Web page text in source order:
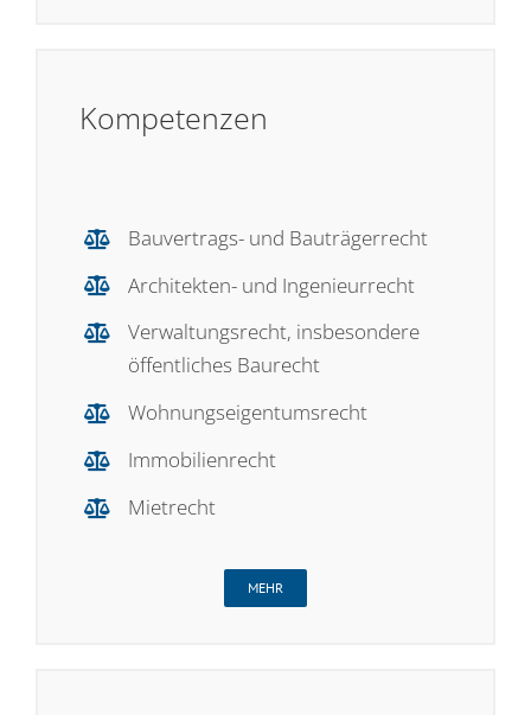
Kompetenzen
Bauvertrags- und Bauträgerrecht
Architekten- und Ingenieurrecht
Verwaltungsrecht, insbesondere
öffentliches Baurecht
Wohnungseigentumsrecht
Immobilienrecht
Mietrecht
MEHR